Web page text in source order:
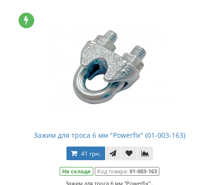
Зажим для троса 6 мм "Powerfix" (01-003-163)
41 грн.
На складе Код товара: 01-003-163
Зажим для троса 6 мм "Powerfix"..